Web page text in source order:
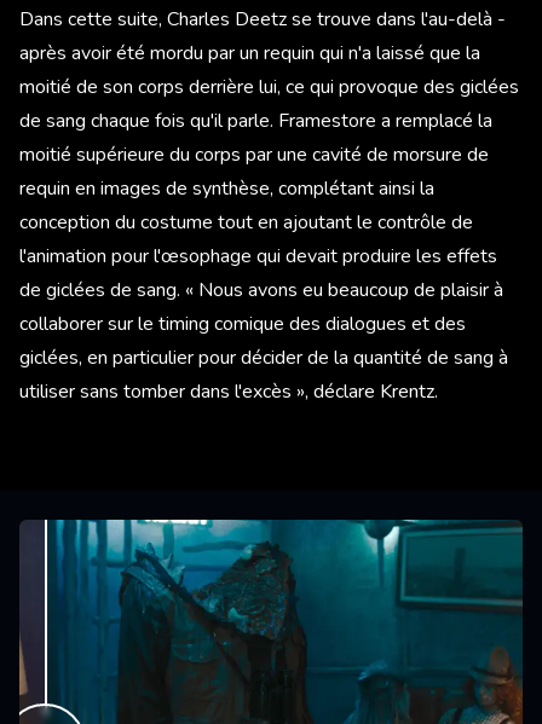
Dans cette suite, Charles Deetz se trouve dans l'au-delà -
après avoir été mordu par un requin qui n'a laissé que la
moitié de son corps derrière lui, ce qui provoque des giclées
de sang chaque fois qu'il parle. Framestore a remplacé la
moitié supérieure du corps par une cavité de morsure de
requin en images de synthèse, complétant ainsi la
conception du costume tout en ajoutant le contrôle de
l'animation pour l'œsophage qui devait produire les effets
de giclées de sang. « Nous avons eu beaucoup de plaisir à
collaborer sur le timing comique des dialogues et des
giclées, en particulier pour décider de la quantité de sang à
utiliser sans tomber dans l'excès », déclare Krentz.